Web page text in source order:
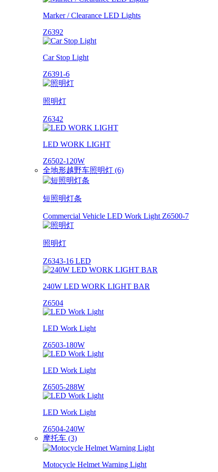
Marker / Clearance LED Lights
Z6392
Car Stop Light
Z6391-6
照明灯
Z6342
LED WORK LIGHT
Z6502-120W
全地形越野车照明灯 (6)
短照明灯条
Commercial Vehicle LED Work Light Z6500-7
照明灯
Z6343-16 LED
240W LED WORK LIGHT BAR
Z6504
LED Work Light
Z6503-180W
LED Work Light
Z6505-288W
LED Work Light
Z6504-240W
摩托车 (3)
Motocycle Helmet Warning Light